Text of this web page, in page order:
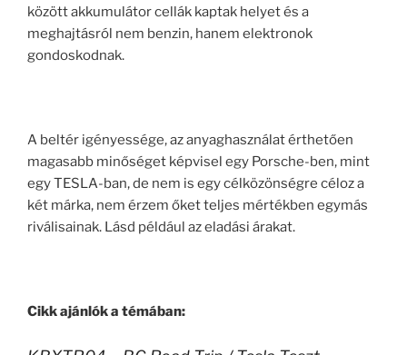
között akkumulátor cellák kaptak helyet és a
meghajtásról nem benzin, hanem elektronok
gondoskodnak.
A beltér igényessége, az anyaghasználat érthetően
magasabb minőséget képvisel egy Porsche-ben, mint
egy TESLA-ban, de nem is egy célközönségre céloz a
két márka, nem érzem őket teljes mértékben egymás
riválisainak. Lásd például az eladási árakat.
Cikk ajánlók a témában: